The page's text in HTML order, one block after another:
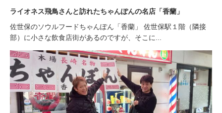
ライオネス飛鳥さんと訪れたちゃんぽんの名店「香蘭」
佐世保のソウルフードちゃんぽん「香蘭」 佐世保駅１階（隣接
部）に小さな飲食店街があるのですが、そこに...